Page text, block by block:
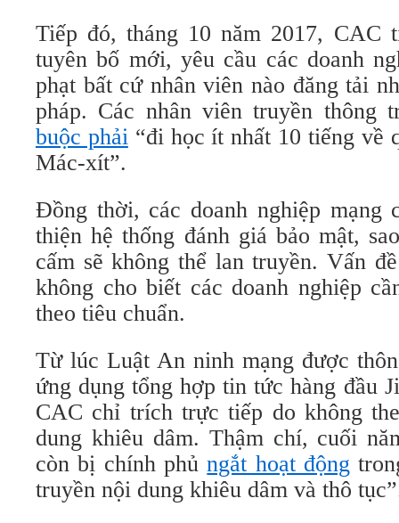
Tiếp đó, tháng 10 năm 2017, CAC
tuyên bố mới, yêu cầu các doanh
phạt bất cứ nhân viên nào đăng tải
pháp. Các nhân viên truyền thông
buộc phải“đi học ít nhất 10 tiếng về
Mác-xít”.
Đồng thời, các doanh nghiệp mạng
thiện hệ thống đánh giá bảo mật,
cấm sẽ không thể lan truyền. Vấn
không cho biết các doanh nghiệp
theo tiêu chuẩn.
Từ lúc Luật An ninh mạng được
ứng dụng tổng hợp tin tức hàng đầu
CAC chỉ trích trực tiếp do không
dung khiêu dâm. Thậm chí, cuối
còn bị chính phủngắt hoạt động
truyền nội dung khiêu dâm và thô